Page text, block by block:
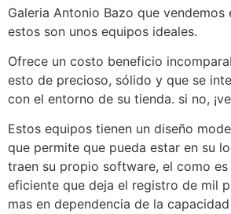
Galeria Antonio Bazo que vendemos
estos son unos equipos ideales.
Ofrece un costo beneficio
esto de precioso, sólido y que se
con el entorno de su tienda. si no,
Estos equipos tienen un diseño
que permite que pueda estar en su
traen su propio software, el como es
eficiente que deja el registro de mil
mas en dependencia de la